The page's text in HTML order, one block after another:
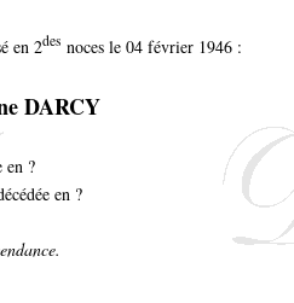
en 2des noces le 04 février 1946 :
DARCY
en ?
en ?